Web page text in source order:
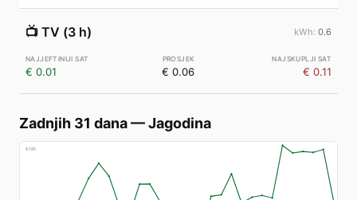
📺 TV (3 h) 0.6
€ 0.01 € 0.06 € 0.11
Zadnjih 31 dana—Jagodina
€185